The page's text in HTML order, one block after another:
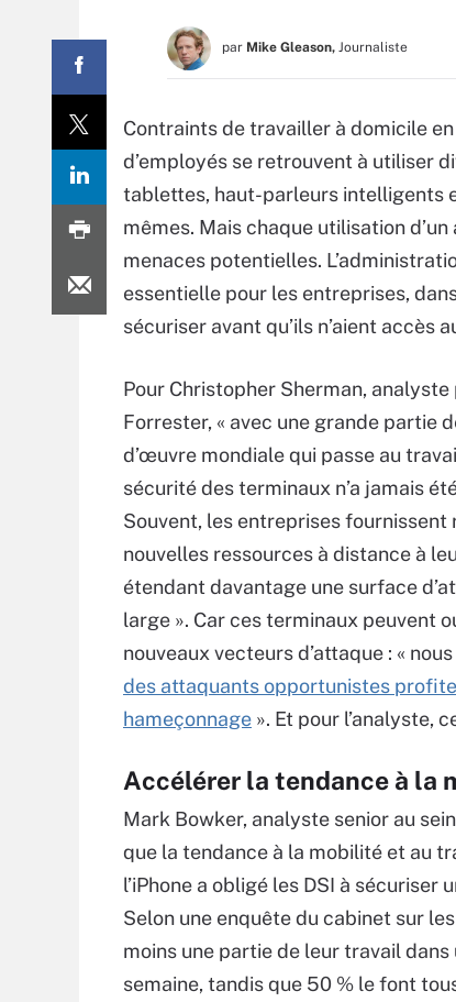
par Mike Gleason, Journaliste
Contraints de travailler à domicile
d’employés se retrouvent à utiliser
tablettes, haut-parleurs intelligents
mêmes. Mais chaque utilisation
menaces potentielles.
essentielle pour les entreprises,
sécuriser avant qu’ils n’aient accès
Pour Christopher Sherman,
Forrester, « avec une grande partie
d’œuvre mondiale qui passe au
sécurité des terminaux n’a jamais
Souvent, les entreprises fournissent
nouvelles ressources à distance à
étendant davantage une surface
large ». Car ces terminaux peuvent
nouveaux vecteurs d’attaque : «
des attaquants opportunistes
hameçonnage ». Et pour l’analyste,
Accélérer la tendance à la
Mark Bowker, analyste senior au
que la tendance à la mobilité et au
l’iPhone a obligé les DSI à sécuriser
Selon une enquête du cabinet sur
moins une partie de leur travail
semaine, tandis que 50 % le font